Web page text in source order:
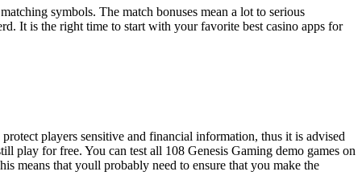
symbols. The match bonuses mean a lot to serious
It is the right time to start with your favorite best casino apps for
players sensitive and financial information, thus it is advised
play for free. You can test all 108 Genesis Gaming demo games on
means that youll probably need to ensure that you make the